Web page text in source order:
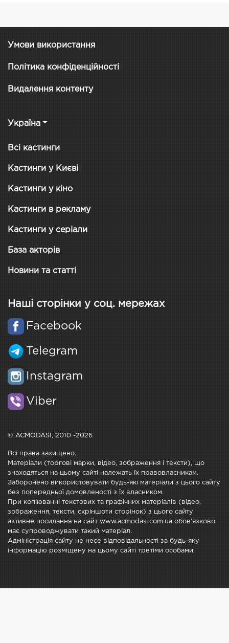
Умови використання
Політика конфіденційності
Видалення контенту
Україна
Всі кастинги
Кастинги у Києві
Кастинги у кіно
Кастинги в рекламу
Кастинги у серіали
База акторів
Новини та статті
Наші сторінки у соц. мережах
Facebook
Telegram
Instagram
Viber
© ACMODASI, 2010 -2026
Всі права захищено.
Матеріали (торгові марки, відео, зображення і тексти), що
знаходяться на цьому сайті належать їх правовласникам.
Заборонено використовувати будь-які матеріали з цього сайту
без попередньої домовленості з їх власником.
При копіюванні текстових та графічних матеріалів (відео,
зображення, тексти, скріншоти сторінок) з цього сайту
активне посилання на сайт www.acmodasi.com.ua обов'язково
має супроводжувати такий матеріал.
Адміністрація сайту не несе відповідальності за будь-яку
інформацію розміщену на цьому сайті третіми особами.